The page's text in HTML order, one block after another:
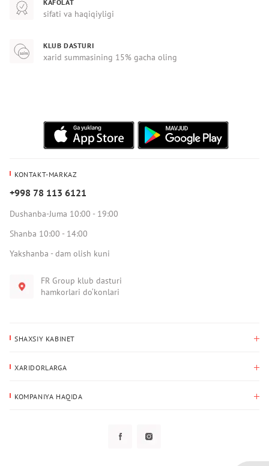
KAFOLAT
sifati va haqiqiyligi
KLUB DASTURI
xarid summasining 15% gacha oling
KONTAKT-MARKAZ
+998 78 113 6121
Dushanba-Juma 10:00 - 19:00
Shanba 10:00 - 14:00
Yakshanba - dam olish kuni
FR Group klub dasturi
hamkorlari do‘konlari
SHAXSIY KABINET
Yetkazib berish manzili
XARIDORLARGA
KOMPANIYA HAQIDA